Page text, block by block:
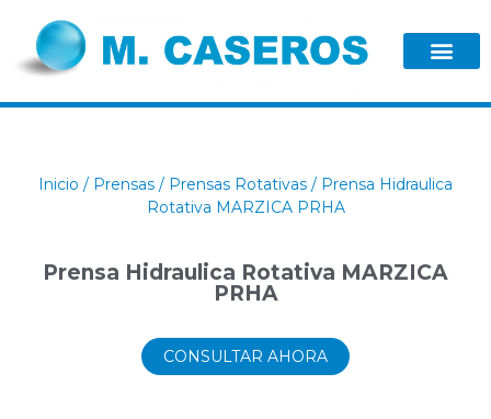
Inicio / Prensas / Prensas Rotativas / Prensa Hidraulica
Rotativa MARZICA PRHA
Prensa Hidraulica Rotativa MARZICA
PRHA
CONSULTAR AHORA